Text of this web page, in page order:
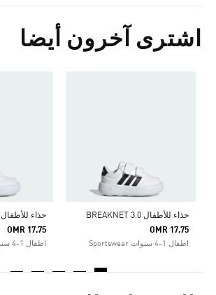
اشترى آخرون أيضا
حذاء للأطفال BREAKNET 3.0
OMR 17.75
اطفال 1-4 سنوات Sportswear
حذاء للأطفال BREAKNET 3.0
OMR 17.75
اطفال 1-4 سنوات Sportswear